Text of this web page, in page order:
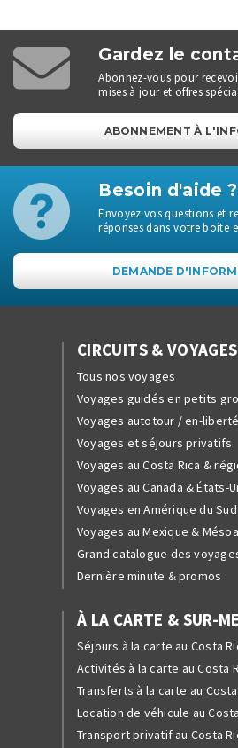
Gardez le
Abonnez-vous pour
mises à jour et offres
ABONNEMENT À
Besoin d'aide ?
Envoyez vos questions et
réponses dans votre boite
DEMANDE
CIRCUITS & VOYAGES
Tous nos voyages
Voyages guidés en petits
Voyages autotour / en-liberté
Voyages et séjours privatifs
Voyages au Costa Rica &
Voyages au Canada & États-
Voyages en Amérique du Sud
Voyages au Mexique &
Grand catalogue des
Dernière minute & promos
À LA CARTE & SUR-
Séjours à la carte au Costa
Activités à la carte au Costa
Transferts à la carte au Costa
Location de véhicule au
Transport privatif au Costa